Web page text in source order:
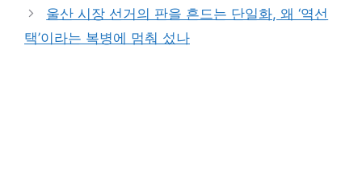
울산 시장 선거의 판을 흔드는 단일화, 왜 ‘역선
택’이라는 복병에 멈춰 섰나